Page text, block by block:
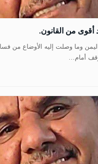
أقوى من القانون.
وما وصلت إليه الأوضاع من
أمام…